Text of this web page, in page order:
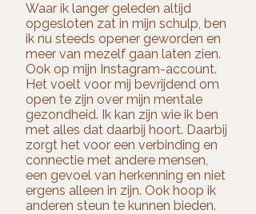
Waar ik langer geleden altijd
opgesloten zat in mijn schulp, ben
ik nu steeds opener geworden en
meer van mezelf gaan laten zien.
Ook op mijn Instagram-account.
Het voelt voor mij bevrijdend om
open te zijn over mijn mentale
gezondheid. Ik kan zijn wie ik ben
met alles dat daarbij hoort. Daarbij
zorgt het voor een verbinding en
connectie met andere mensen,
een gevoel van herkenning en niet
ergens alleen in zijn. Ook hoop ik
anderen steun te kunnen bieden.